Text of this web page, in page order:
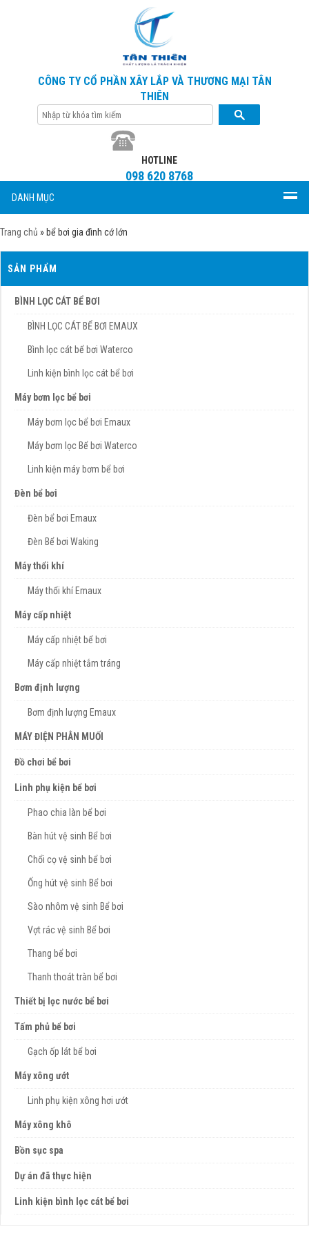
CÔNG TY CỔ PHẦN XÂY LẮP VÀ THƯƠNG MẠI TÂN
THIÊN
HOTLINE
098 620 8768
DANH MỤC
Trang chủ » bể bơi gia đình cớ lớn
SẢN PHẨM
BÌNH LỌC CÁT BỂ BƠI
BÌNH LỌC CÁT BỂ BƠI EMAUX
Bình lọc cát bể bơi Waterco
Linh kiện bình lọc cát bể bơi
Máy bơm lọc bể bơi
Máy bơm lọc bể bơi Emaux
Máy bơm lọc Bể bơi Waterco
Linh kiện máy bơm bể bơi
Đèn bể bơi
Đèn bể bơi Emaux
Đèn Bể bơi Waking
Máy thổi khí
Máy thổi khí Emaux
Máy cấp nhiệt
Máy cấp nhiệt bể bơi
Máy cấp nhiệt tắm tráng
Bơm định lượng
Bơm định lượng Emaux
MÁY ĐIỆN PHÂN MUỐI
Đồ chơi bể bơi
Linh phụ kiện bể bơi
Phao chia làn bể bơi
Bàn hút vệ sinh Bể bơi
Chổi cọ vệ sinh bể bơi
Ống hút vệ sinh Bể bơi
Sào nhôm vệ sinh Bể bơi
Vợt rác vệ sinh Bể bơi
Thang bể bơi
Thanh thoát tràn bể bơi
Thiết bị lọc nước bể bơi
Tấm phủ bể bơi
Gạch ốp lát bể bơi
Máy xông ướt
Linh phụ kiện xông hơi ướt
Máy xông khô
Bồn sục spa
Dự án đã thực hiện
Linh kiện bình lọc cát bể bơi